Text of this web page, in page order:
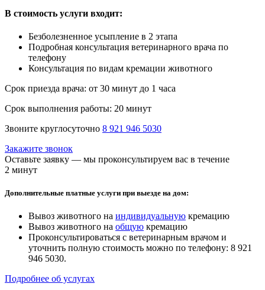
В стоимость услуги входит:
Безболезненное усыпление в 2 этапа
Подробная консультация ветеринарного врача по
телефону
Консультация по видам кремации животного
Срок приезда врача: от 30 минут до 1 часа
Срок выполнения работы: 20 минут
Звоните круглосуточно 8 921 946 5030
Закажите звонок
Оставьте заявку — мы проконсультируем вас в течение
2 минут
Дополнительные платные услуги при выезде на дом:
Вывоз животного на индивидуальную кремацию
Вывоз животного на общую кремацию
Проконсультироваться с ветеринарным врачом и
уточнить полную стоимость можно по телефону: 8 921
946 5030.
Подробнее об услугах